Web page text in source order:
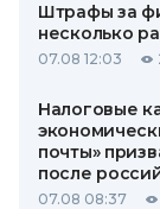
Штрафы за
несколько
07.08 12:03
Налоговые
почты»
после
07.08 08:37